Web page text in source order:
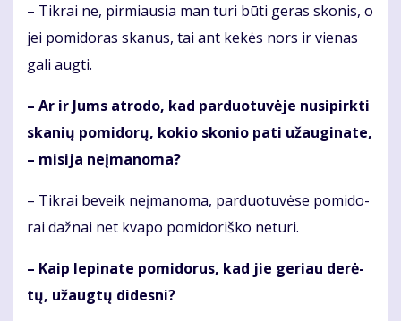
– Tik­rai ne, pir­miau­sia man tu­ri bū­ti ge­ras sko­nis, o
jei po­mi­do­ras ska­nus, tai ant ke­kės nors ir vie­nas
ga­li aug­ti.
– Ar ir Jums at­ro­do, kad par­duo­tu­vė­je nu­si­pirk­ti
ska­nių po­mi­do­rų, ko­kio sko­nio pa­ti už­au­gi­na­te,
– mi­si­ja ne­įma­no­ma?
– Tik­rai be­veik ne­įma­no­ma, par­duo­tu­vė­se po­mi­do­
rai daž­nai net kva­po po­mi­do­riš­ko ne­tu­ri.
– Kaip le­pi­na­te po­mi­do­rus, kad jie ge­riau de­rė­
tų, už­aug­tų di­des­ni?